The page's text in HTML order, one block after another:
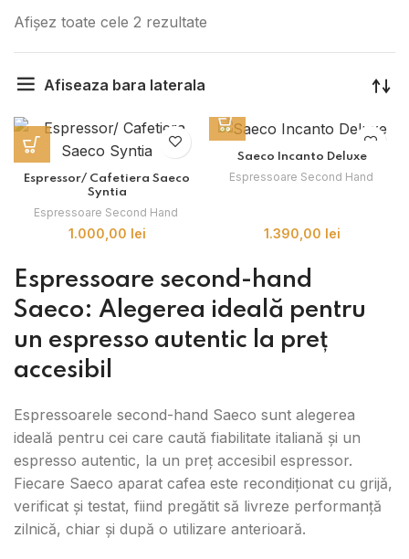
Afișez toate cele 2 rezultate
Afiseaza bara laterala
Espressor/ Cafetiera Saeco
Syntia
Espressoare Second Hand
1.000,00 lei
Saeco Incanto Deluxe
Espressoare Second Hand
1.390,00 lei
Espressoare second-hand
Saeco: Alegerea ideală pentru
un espresso autentic la preț
accesibil
Espressoarele second-hand Saeco sunt alegerea
ideală pentru cei care caută fiabilitate italiană și un
espresso autentic, la un preț accesibil espressor.
Fiecare Saeco aparat cafea este recondiționat cu grijă,
verificat și testat, fiind pregătit să livreze performanță
zilnică, chiar și după o utilizare anterioară.